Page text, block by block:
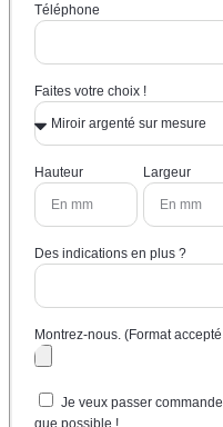
Téléphone
Faites votre choix !
Hauteur Largeur
Des indications en plus ?
Montrez-nous. (Format
Je veux passer